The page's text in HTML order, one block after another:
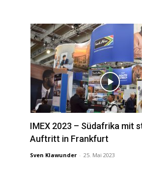
IMEX 2023 – Südafrika mit
Auftritt in Frankfurt
Sven Klawunder - 25. Mai 2023